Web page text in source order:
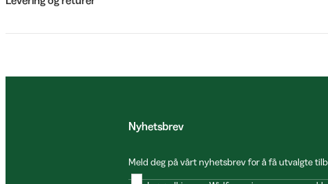
Nyhetsbrev
Meld deg på vårt nyhetsbrev for å få utvalgte